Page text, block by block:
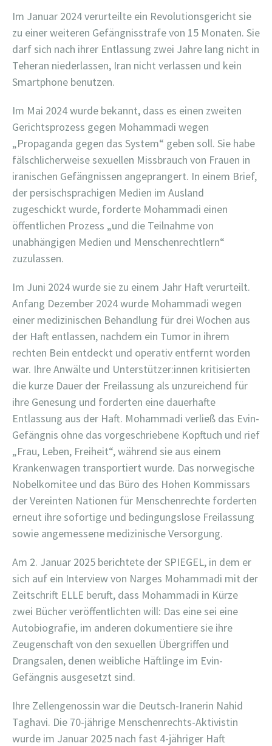
Im Januar 2024 verurteilte ein Revolutionsgericht sie
zu einer weiteren Gefängnisstrafe von 15 Monaten. Sie
darf sich nach ihrer Entlassung zwei Jahre lang nicht in
Teheran niederlassen, Iran nicht verlassen und kein
Smartphone benutzen.
Im Mai 2024 wurde bekannt, dass es einen zweiten
Gerichtsprozess gegen Mohammadi wegen
„Propaganda gegen das System“ geben soll. Sie habe
fälschlicherweise sexuellen Missbrauch von Frauen in
iranischen Gefängnissen angeprangert. In einem Brief,
der persischsprachigen Medien im Ausland
zugeschickt wurde, forderte Mohammadi einen
öffentlichen Prozess „und die Teilnahme von
unabhängigen Medien und Menschenrechtlern“
zuzulassen.
Im Juni 2024 wurde sie zu einem Jahr Haft verurteilt.
Anfang Dezember 2024 wurde Mohammadi wegen
einer medizinischen Behandlung für drei Wochen aus
der Haft entlassen, nachdem ein Tumor in ihrem
rechten Bein entdeckt und operativ entfernt worden
war. Ihre Anwälte und Unterstützer:innen kritisierten
die kurze Dauer der Freilassung als unzureichend für
ihre Genesung und forderten eine dauerhafte
Entlassung aus der Haft. Mohammadi verließ das Evin-
Gefängnis ohne das vorgeschriebene Kopftuch und rief
„Frau, Leben, Freiheit“, während sie aus einem
Krankenwagen transportiert wurde. Das norwegische
Nobelkomitee und das Büro des Hohen Kommissars
der Vereinten Nationen für Menschenrechte forderten
erneut ihre sofortige und bedingungslose Freilassung
sowie angemessene medizinische Versorgung.
Am 2. Januar 2025 berichtete der SPIEGEL, in dem er
sich auf ein Interview von Narges Mohammadi mit der
Zeitschrift ELLE beruft, dass Mohammadi in Kürze
zwei Bücher veröffentlichten will: Das eine sei eine
Autobiografie, im anderen dokumentiere sie ihre
Zeugenschaft von den sexuellen Übergriffen und
Drangsalen, denen weibliche Häftlinge im Evin-
Gefängnis ausgesetzt sind.
Ihre Zellengenossin war die Deutsch-Iranerin Nahid
Taghavi. Die 70-jährige Menschenrechts-Aktivistin
wurde im Januar 2025 nach fast 4-jähriger Haft